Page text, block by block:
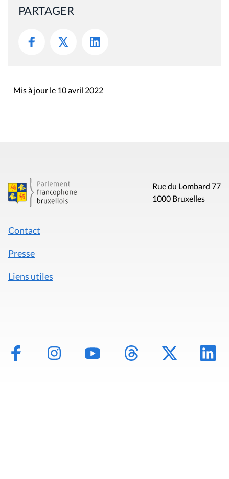
PARTAGER
Mis à jour le 10 avril 2022
Rue du Lombard 77
1000 Bruxelles
Contact
Presse
Liens utiles